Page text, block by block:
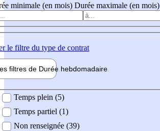
minimale (en mois) Durée maximale (en mois)
le filtre du type de contrat
filtres de Durée hebdomadaire
Temps plein (5)
Temps partiel (1)
Non renseignée (39)